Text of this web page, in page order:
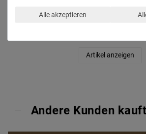
UVP 16,41 € 9,89
Artikel anzeigen
Andere Kunden
Alle akzeptieren